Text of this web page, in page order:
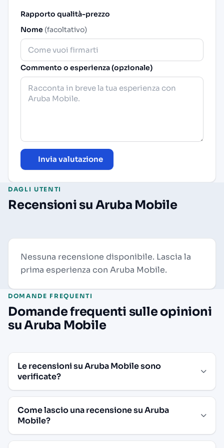
Rapporto qualità-prezzo
Nome (facoltativo)
Commento o esperienza (opzionale)
Invia valutazione
DAGLI UTENTI
Recensioni su Aruba Mobile
Nessuna recensione disponibile. Lascia la
prima esperienza con Aruba Mobile.
DOMANDE FREQUENTI
Domande frequenti sulle opinioni
su Aruba Mobile
Le recensioni su Aruba Mobile sono
verificate?
Come lascio una recensione su Aruba
Mobile?